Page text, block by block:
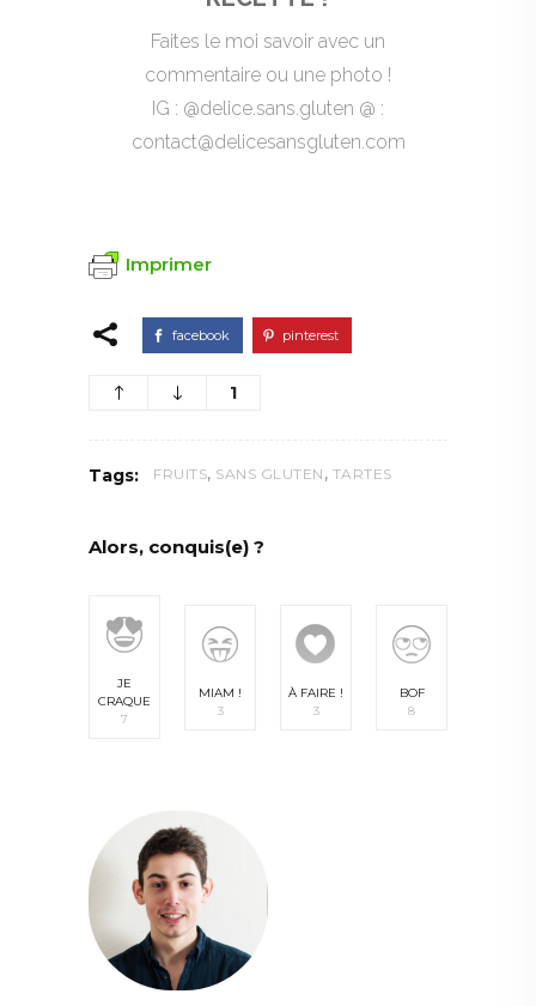
Faites le moi savoir avec un
commentaire ou une photo !
IG : @delice.sans.gluten @ :
contact@delicesansgluten.com
Imprimer
facebook pinterest
1
Tags: FRUITS, SANS GLUTEN , TARTES
Alors, conquis(e) ?
JE
CRAQUE
7
MIAM !
3
À FAIRE !
3
BOF
8